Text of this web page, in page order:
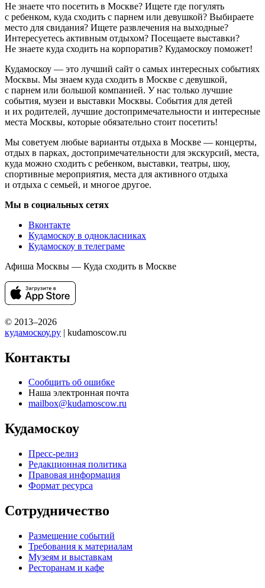
Не знаете что посетить в Москве? Ищете где погулять
с ребенком, куда сходить с парнем или девушкой? Выбираете
место для свидания? Ищете развлечения на выходные?
Интересуетесь активным отдыхом? Посещаете выставки?
Не знаете куда сходить на корпоратив? Кудамоскоу поможет!
Кудамоскоу — это лучший сайт о самых интересных событиях
Москвы. Мы знаем куда сходить в Москве с девушкой,
с парнем или большой компанией. У нас только лучшие
события, музеи и выставки Москвы. События для детей
и их родителей, лучшие достопримечательности и интересные
места Москвы, которые обязательно стоит посетить!
Мы советуем любые варианты отдыха в Москве — концерты,
отдых в парках, достопримечательности для экскурсий, места,
куда можно сходить с ребенком, выставки, театры, шоу,
спортивные мероприятия, места для активного отдыха
и отдыха с семьей, и многое другое.
Мы в социальных сетях
Вконтакте
Кудамоскоу в однокласниках
Кудамоскоу в телеграме
Афиша Москвы — Куда сходить в Москве
© 2013–2026
кудамоскоу.ру | kudamoscow.ru
Контакты
Сообщить об ошибке
Наша электронная почта
mailbox@kudamoscow.ru
Кудамоскоу
Пресс-релиз
Редакционная политика
Правовая информация
Формат ресурса
Сотрудничество
Размещение событий
Требования к материалам
Музеям и выставкам
Ресторанам и кафе